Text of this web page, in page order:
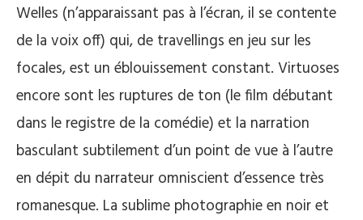
Welles (n’apparaissant pas à l’écran, il se contente
de la voix off) qui, de travellings en jeu sur les
focales, est un éblouissement constant. Virtuoses
encore sont les ruptures de ton (le film débutant
dans le registre de la comédie) et la narration
basculant subtilement d’un point de vue à l’autre
en dépit du narrateur omniscient d’essence très
romanesque. La sublime photographie en noir et